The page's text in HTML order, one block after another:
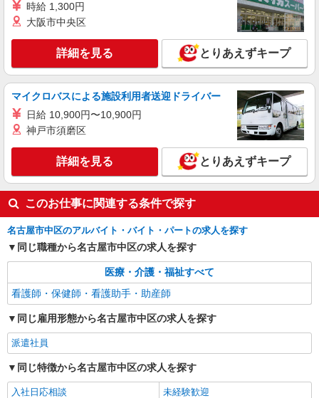
時給 1,300円
大阪市中央区
詳細を見る とりあえずキープ
マイクロバスによる施設利用者送迎ドライバー
日給 10,900円〜10,900円
神戸市須磨区
詳細を見る とりあえずキープ
このお仕事に関連する条件で探す
名古屋市中区のアルバイト・バイト・パートの求人を探す
同じ職種から名古屋市中区の求人を探す
医療・介護・福祉すべて
看護師・保健師・看護助手・助産師
同じ雇用形態から名古屋市中区の求人を探す
派遣社員
同じ特徴から名古屋市中区の求人を探す
入社日応相談
未経験歓迎